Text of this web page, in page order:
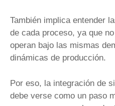
También implica entender
de cada proceso, ya que
operan bajo las mismas
dinámicas de producción.
Por eso, la integración de
debe verse como un paso